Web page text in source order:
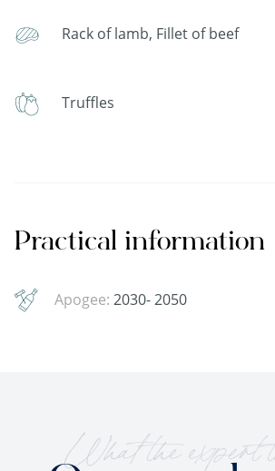
Rack of lamb, Fillet of beef
Truffles
Practical information
Apogee: 2030- 2050
What the expert